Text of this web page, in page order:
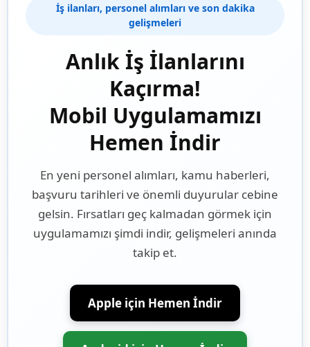
İş ilanları, personel alımları ve son dakika
gelişmeleri
Anlık İş İlanlarını
Kaçırma!
Mobil Uygulamamızı
Hemen İndir
En yeni personel alımları, kamu haberleri,
başvuru tarihleri ve önemli duyurular cebine
gelsin. Fırsatları geç kalmadan görmek için
uygulamamızı şimdi indir, gelişmeleri anında
takip et.
Apple için Hemen İndir